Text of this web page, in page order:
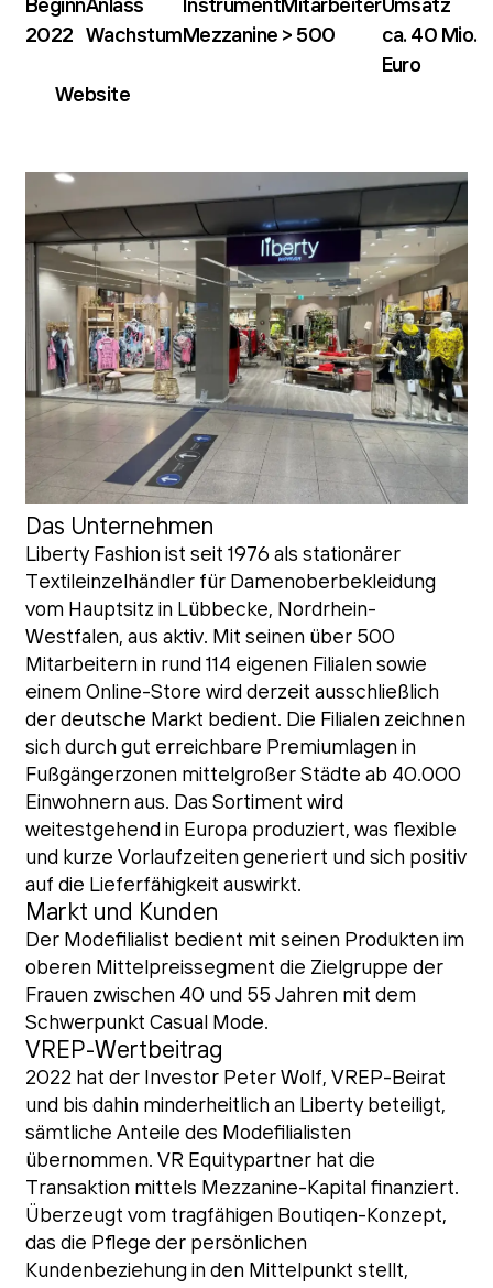
Beginn
2022
Anlass
Wachstum
Instrument
Mezzanine
Mitarbeiter
> 500
Umsatz
ca. 40 Mio.
Euro
Website
Das Unternehmen
Liberty Fashion ist seit 1976 als stationärer
Textileinzelhändler für Damenoberbekleidung
vom Hauptsitz in Lübbecke, Nordrhein-
Westfalen, aus aktiv. Mit seinen über 500
Mitarbeitern in rund 114 eigenen Filialen sowie
einem Online-Store wird derzeit ausschließlich
der deutsche Markt bedient. Die Filialen zeichnen
sich durch gut erreichbare Premiumlagen in
Fußgängerzonen mittelgroßer Städte ab 40.000
Einwohnern aus. Das Sortiment wird
weitestgehend in Europa produziert, was flexible
und kurze Vorlaufzeiten generiert und sich positiv
auf die Lieferfähigkeit auswirkt.
Markt und Kunden
Der Modefilialist bedient mit seinen Produkten im
oberen Mittelpreissegment die Zielgruppe der
Frauen zwischen 40 und 55 Jahren mit dem
Schwerpunkt Casual Mode.
VREP-Wertbeitrag
2022 hat der Investor Peter Wolf, VREP-Beirat
und bis dahin minderheitlich an Liberty beteiligt,
sämtliche Anteile des Modefilialisten
übernommen. VR Equitypartner hat die
Transaktion mittels Mezzanine-Kapital finanziert.
Überzeugt vom tragfähigen Boutiqen-Konzept,
das die Pflege der persönlichen
Kundenbeziehung in den Mittelpunkt stellt,